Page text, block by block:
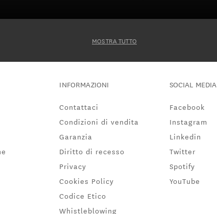
MOSTRA TUTTO
INFORMAZIONI
Contattaci
Condizioni di vendita
Garanzia
Diritto di recesso
Privacy
Cookies Policy
Codice Etico
Whistleblowing
SOCIAL MEDIA
Facebook
Instagram
Linkedin
Twitter
Spotify
YouTube